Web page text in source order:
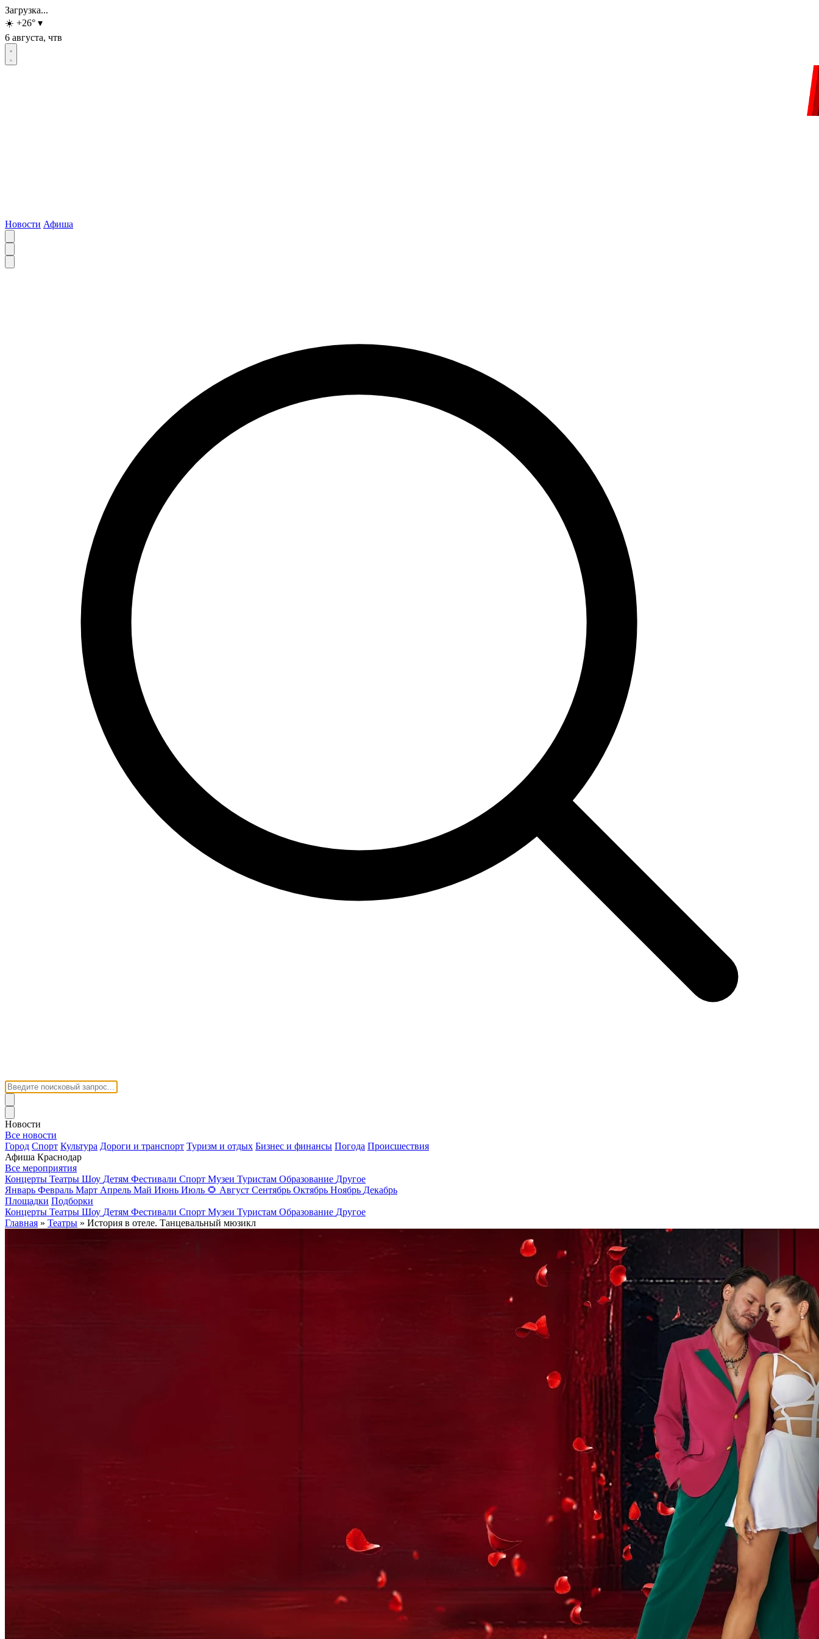
Загрузка...
☀️ +26° ▾
6 августа, чтв
Новости Афиша
Новости
Все новости
Город Спорт Культура Дороги и транспорт Туризм и отдых Бизнес и финансы Погода Происшествия
Афиша Краснодар
Все мероприятия
Концерты Театры Шоу Детям Фестивали Спорт Музеи Туристам Образование Другое
Январь Февраль Март Апрель Май Июнь Июль 🌻 Август Сентябрь Октябрь Ноябрь Декабрь
Площадки Подборки
Концерты Театры Шоу Детям Фестивали Спорт Музеи Туристам Образование Другое
Главная » Театры » История в отеле. Танцевальный мюзикл